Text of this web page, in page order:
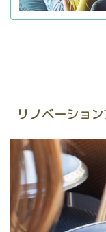
リノベーショ